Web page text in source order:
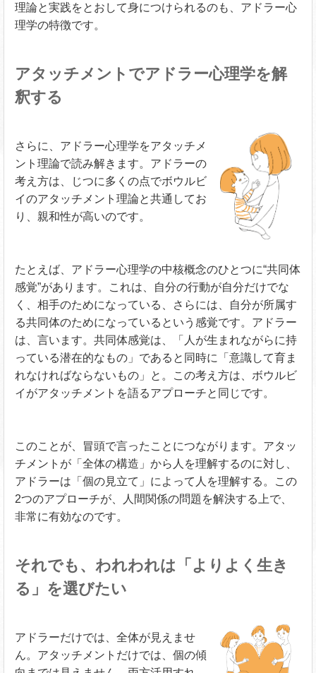
理論と実践をとおして身につけられるのも、アドラー心
理学の特徴です。
アタッチメントでアドラー心理学を解
釈する
さらに、アドラー心理学をアタッチメ
ント理論で読み解きます。アドラーの
考え方は、じつに多くの点でボウルビ
イのアタッチメント理論と共通してお
り、親和性が高いのです。
たとえば、アドラー心理学の中核概念のひとつに“共同体
感覚”があります。これは、自分の行動が自分だけでな
く、相手のためになっている、さらには、自分が所属す
る共同体のためになっているという感覚です。アドラー
は、言います。共同体感覚は、「人が生まれながらに持
っている潜在的なもの」であると同時に「意識して育ま
れなければならないもの」と。この考え方は、ボウルビ
イがアタッチメントを語るアプローチと同じです。
このことが、冒頭で言ったことにつながります。アタッ
チメントが「全体の構造」から人を理解するのに対し、
アドラーは「個の見立て」によって人を理解する。この
2つのアプローチが、人間関係の問題を解決する上で、
非常に有効なのです。
それでも、われわれは「よりよく生き
る」を選びたい
アドラーだけでは、全体が見えませ
ん。アタッチメントだけでは、個の傾